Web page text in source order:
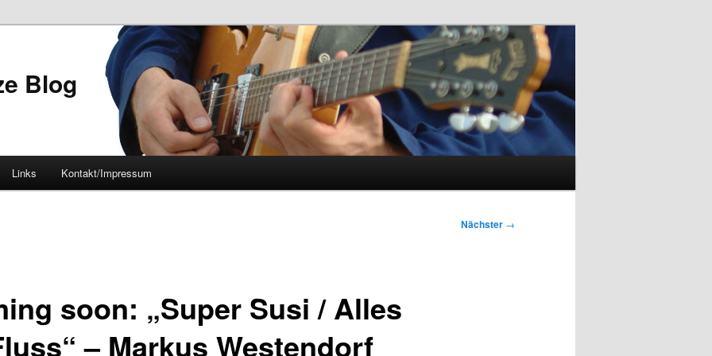
Blog
Links Kontakt/Impressum
Nächster →
soon: „Super Susi / Alles
– Markus Westendorf